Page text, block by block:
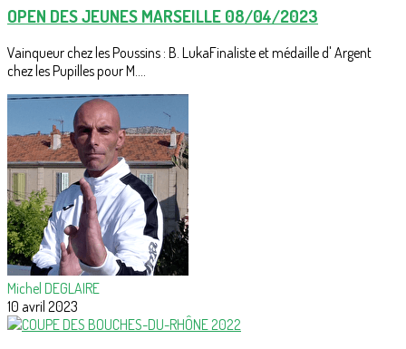
OPEN DES JEUNES MARSEILLE 08/04/2023
Vainqueur chez les Poussins : B. LukaFinaliste et médaille d' Argent
chez les Pupilles pour M....
Michel DEGLAIRE
10 avril 2023